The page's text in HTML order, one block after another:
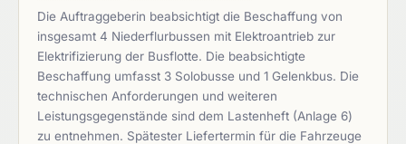
Die Auftraggeberin beabsichtigt die Beschaffung von
insgesamt 4 Niederflurbussen mit Elektroantrieb zur
Elektrifizierung der Busflotte. Die beabsichtigte
Beschaffung umfasst 3 Solobusse und 1 Gelenkbus. Die
technischen Anforderungen und weiteren
Leistungsgegenstände sind dem Lastenheft (Anlage 6)
zu entnehmen. Spätester Liefertermin für die Fahrzeuge